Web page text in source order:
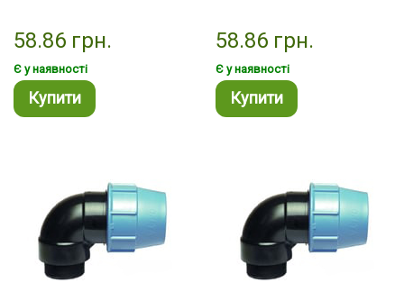
58.86 грн.
Є у наявності
Купити
58.86 грн.
Є у наявності
Купити